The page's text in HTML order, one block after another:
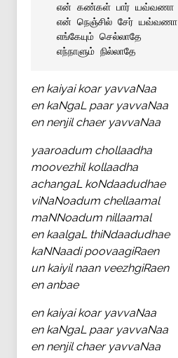
என் கண்கள் பார் யவ்வணா
என் நெஞ்சில் சேர் யவ்வணா
எங்கேயும் செல்லாதே
எந்நாளும் நில்லாதே
en kaiyai koar yavvaNaa
en kaNgaL paar yavvaNaa
en nenjil chaer yavvaNaa
yaaroadum chollaadha
moovezhil kollaadha
achangaL koNdaadudhae
viNaNoadum chellaamal
maNNoadum nillaamal
en kaalgaL thiNdaadudhae
kaNNaadi poovaagiRaen
un kaiyil naan veezhgiRaen
en anbae
en kaiyai koar yavvaNaa
en kaNgaL paar yavvaNaa
en nenjil chaer yavvaNaa